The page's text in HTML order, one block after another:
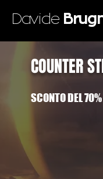
Davide
COUNTER
SCONTO DEL